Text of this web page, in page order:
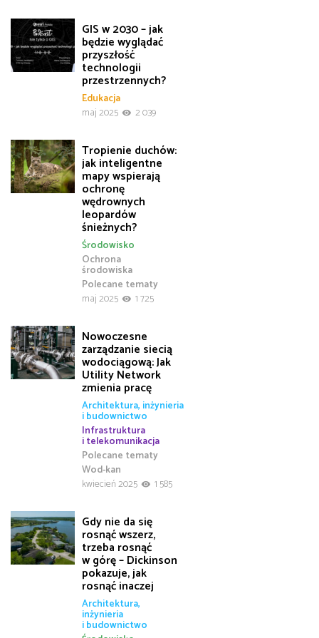
GIS w 2030 – jak
będzie wyglądać
przyszłość
technologii
przestrzennych?
Edukacja
maj 2025
2 039
Tropienie duchów:
jak inteligentne
mapy wspierają
ochronę
wędrownych
leopardów
śnieżnych?
Ochrona
środowiska
Polecane tematy
Środowisko
maj 2025 1 725
Nowoczesne
zarządzanie siecią
wodociągową: Jak
Utility Network
zmienia pracę
Architektura, inżynieria
i budownictwo
Infrastruktura
i telekomunikacja
Polecane tematy
Wod-kan
kwiecień 2025
1 585
Gdy nie da się
rosnąć wszerz,
trzeba rosnąć
w górę – Dickinson
pokazuje, jak
rosnąć inaczej
Architektura,
inżynieria
i budownictwo